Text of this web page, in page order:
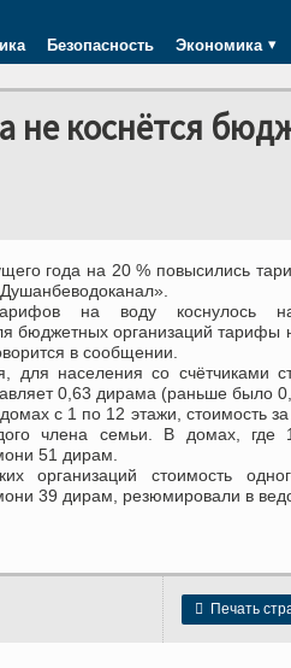
Безопасность Экономика
не коснётся
года на 20 % повысились
на воду коснулось
бюджетных организаций тарифы
в сообщении.
для населения со счётчиками
0,63 дирама (раньше было
домах с 1 по 12 этажи, стоимость
члена семьи. В домах, где
51 дирам.
организаций стоимость
39 дирам, резюмировали в
 Печать